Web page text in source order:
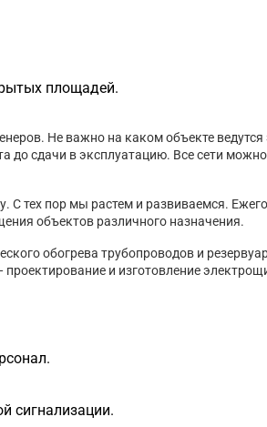
площадей.
Не важно на каком объекте
до сдачи в эксплуатацию. Все сети
тех пор мы растем и развиваемся.
объектов различного назначения.
обогрева трубопроводов и
и изготовление
сигнализации.